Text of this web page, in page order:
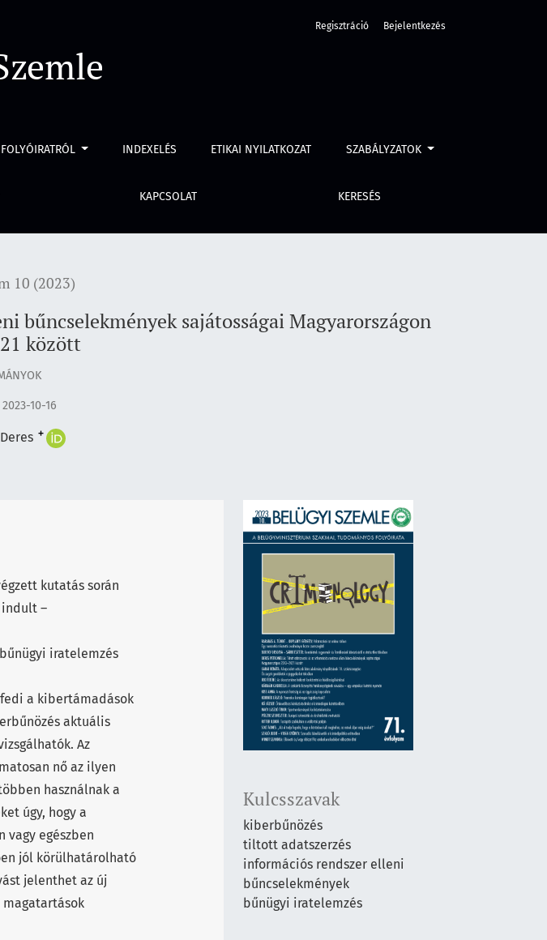
Magyarországon 2013–2021 között
INDEXELÉS ETIKAI NYILATKOZAT SZABÁLYZATOK
KAPCSOLAT KERESÉS
Regisztráció Bejelentkezés
10 (2023)
bűncselekmények sajátosságai Magyarországon
között
10-16
+
Kulcsszavak
kiberbűnözés
tiltott adatszerzés
információs rendszer elleni
bűncselekmények
bűnügyi iratelemzés
kutatás során
indult –
iratelemzés
a kibertámadások
aktuális
Az
nő az ilyen
használnak a
úgy, hogy a
vagy egészben
jól körülhatárolható
jelenthet az új